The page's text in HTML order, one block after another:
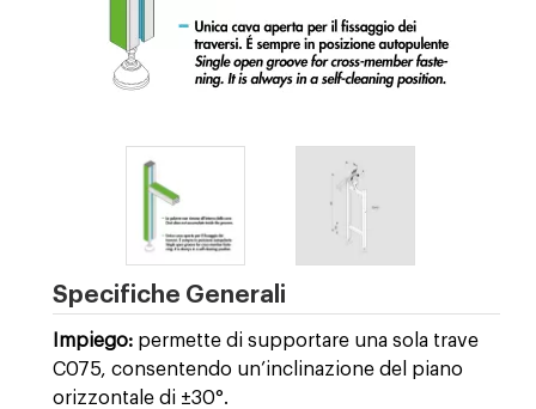
Specifiche Generali
Impiego: permette di supportare una sola trave
C075, consentendo un’inclinazione del piano
orizzontale di ±30°.